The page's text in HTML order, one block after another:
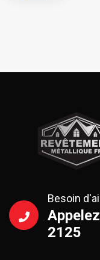
Besoin
2125